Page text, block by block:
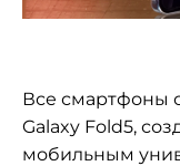
Все смартфоны
Galaxy Fold5,
мобильным